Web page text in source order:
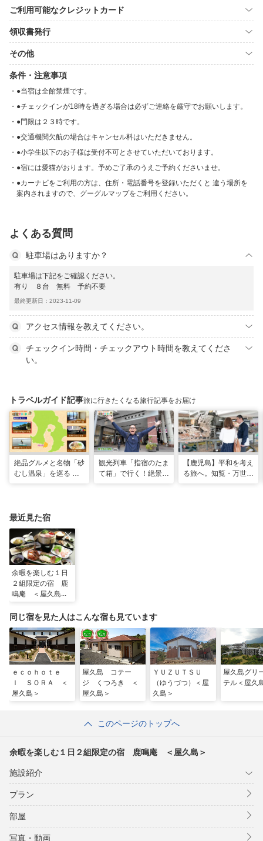
ご利用可能なクレジットカード
領収書発行
その他
条件・注意事項
●当宿は全館禁煙です。
●チェックインが18時を過ぎる場合は必ずご連絡を厳守でお願いします。
●門限は２３時です。
●交通機関欠航の場合はキャンセル料はいただきません。
●小学生以下のお子様は受付不可とさせていただいております。
●宿には愛猫がおります。予めご了承のうえご予約くださいませ。
●カーナビをご利用の方は、住所・電話番号を登録いただくと 違う場所を
案内されますので、グーグルマップをご利用ください。
よくある質問
駐車場はありますか？
駐車場は下記をご確認ください。
有り ８台 無料 予約不要
最終更新日：2023-11-09
アクセス情報を教えてください。
チェックイン時間・チェックアウト時間を教えてくださ
い。
トラベルガイド記事旅に行きたくなる旅行記事をお届け
絶品グルメと名物「砂
むし温泉」を巡る 心
観光列車「指宿のたま
て箱」で行く！絶景グ
【鹿児島】平和を考え
る旅へ。知覧・万世で
最近見た宿
余暇を楽しむ１日
２組限定の宿 鹿
鳴庵 ＜屋久島＞
同じ宿を見た人はこんな宿も見ています
ｅｃｏｈｏｔｅ
ｌ ＳＯＲＡ ＜
屋久島＞
屋久島 コテー
ジ くつろき ＜
屋久島＞
ＹＵＺＵＴＳＵ
（ゆうづつ）＜屋
久島＞
屋久島グリ
テル＜屋久
このページのトップへ
余暇を楽しむ１日２組限定の宿 鹿鳴庵 ＜屋久島＞
施設紹介
プラン
部屋
写真・動画